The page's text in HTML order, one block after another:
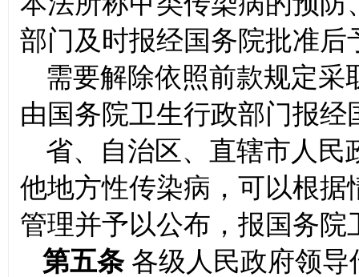
部门及时报经国务院批准后
需要解除依照前款规定采
由国务院卫生行政部门报
省、自治区、直辖市人民
他地方性传染病，可以根
管理并予以公布，报国务院
第五条 各级人民政府领